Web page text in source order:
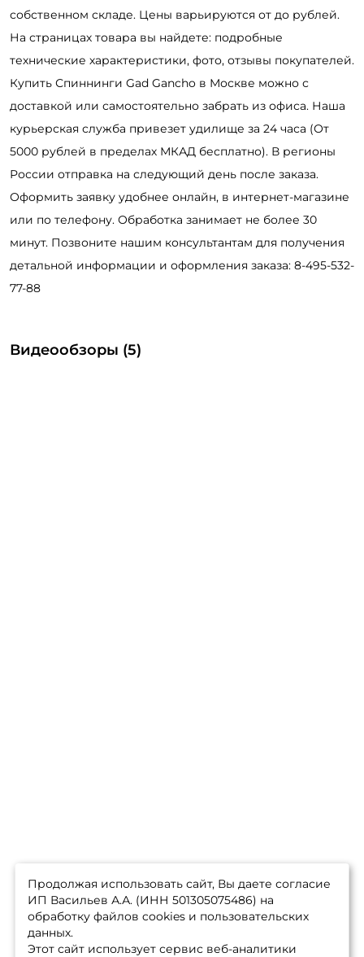
собственном складе. Цены варьируются от до рублей.
На страницах товара вы найдете: подробные
технические характеристики, фото, отзывы покупателей.
Купить Спиннинги Gad Gancho в Москве можно с
доставкой или самостоятельно забрать из офиса. Наша
курьерская служба привезет удилище за 24 часа (От
5000 рублей в пределах МКАД бесплатно). В регионы
России отправка на следующий день после заказа.
Оформить заявку удобнее онлайн, в интернет-магазине
или по телефону. Обработка занимает не более 30
минут. Позвоните нашим консультантам для получения
детальной информации и оформления заказа: 8-495-532-
77-88
Видеообзоры (5)
Продолжая использовать сайт, Вы даете согласие
ИП Васильев А.А. (ИНН 501305075486) на
обработку файлов cookies и пользовательских
данных.
Этот сайт использует сервис веб-аналитики